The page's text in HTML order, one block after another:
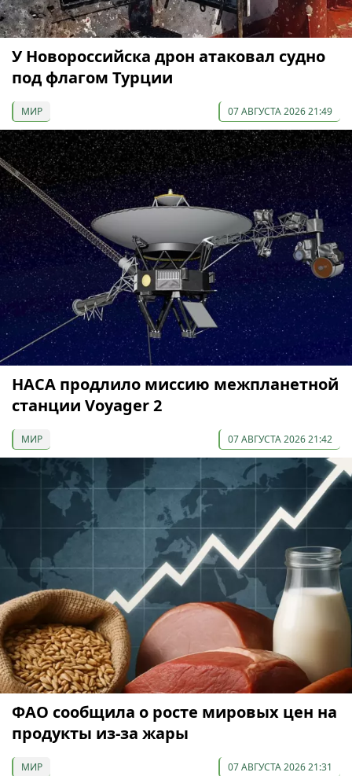
У Новороссийска дрон атаковал судно
под флагом Турции
МИР 07 АВГУСТА 2026 21:49
НАСА продлило миссию межпланетной
станции Voyager 2
МИР 07 АВГУСТА 2026 21:42
ФАО сообщила о росте мировых цен на
продукты из-за жары
МИР 07 АВГУСТА 2026 21:31